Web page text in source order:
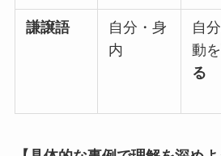
謙譲語
自分・身
内
自
動を
る